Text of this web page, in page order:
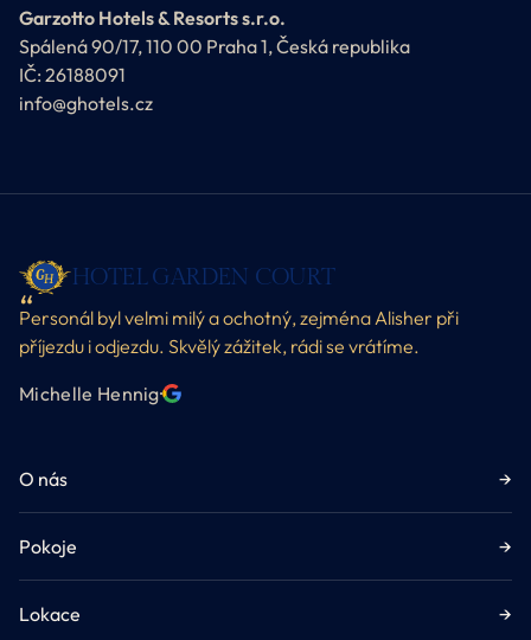
Garzotto Hotels & Resorts s.r.o.
Spálená 90/17, 110 00 Praha 1, Česká republika
IČ: 26188091
info@ghotels.cz
HOTEL GARDEN COURT
Personál byl velmi milý a ochotný, zejména Alisher při
příjezdu i odjezdu. Skvělý zážitek, rádi se vrátíme.
Michelle Hennig·
O nás →
Pokoje →
Lokace →